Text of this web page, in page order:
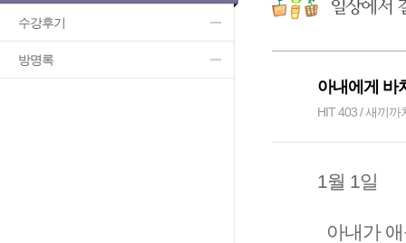
수강후기
방명록
아내에게 바
HIT 403 / 새끼까
1월 1일
아내가